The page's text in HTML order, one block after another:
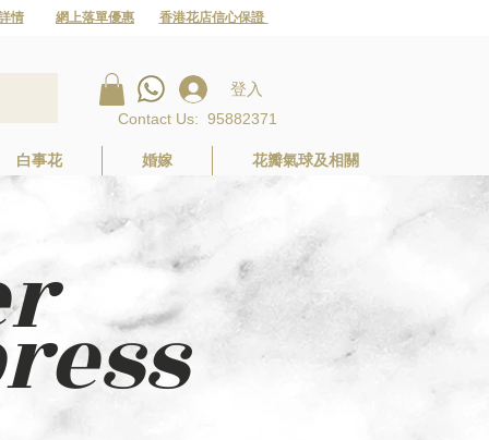
情 網上落單優惠 香港花店信心保證
登入
Contact Us: 95882371
白事花 婚嫁 花瓣氣球及相關